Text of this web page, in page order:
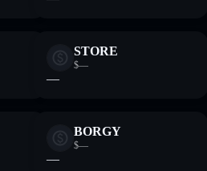
STORE
$—
—
BORGY
$—
—